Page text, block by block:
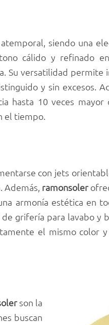
siendo una
cálido y refinado
Su versatilidad permite
y sin excesos.
hasta 10 veces
el tiempo.
con jets
Además, ramonsoler
armonía estética en
grifería para lavabo y
el mismo color
son la
buscan